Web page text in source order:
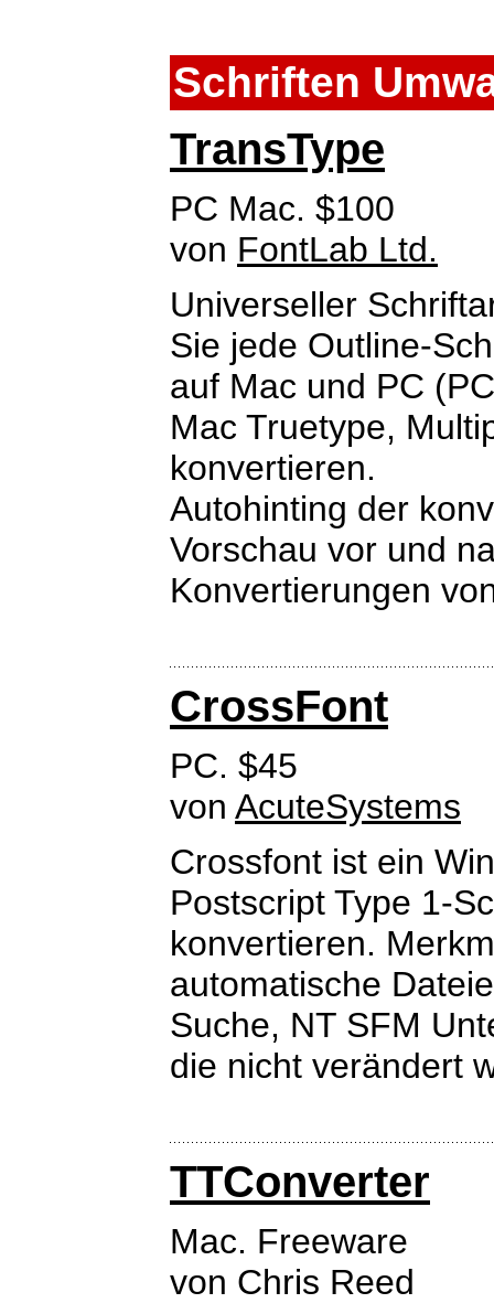
Schriften
TransType
PC Mac. $100
von FontLab Ltd.
Universeller
Sie jede Outline-
auf Mac und PC
Mac Truetype,
konvertieren.
Autohinting der
Vorschau vor und
Konvertierungen
CrossFont
PC. $45
von AcuteSystems
Crossfont ist ein
Postscript Type 1-
konvertieren.
automatische
Suche, NT SFM
die nicht verändert
TTConverter
Mac. Freeware
von Chris Reed